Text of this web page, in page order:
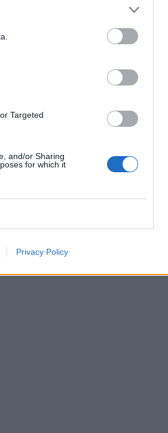
Targeted
and/or Sharing
for which it
Privacy Policy